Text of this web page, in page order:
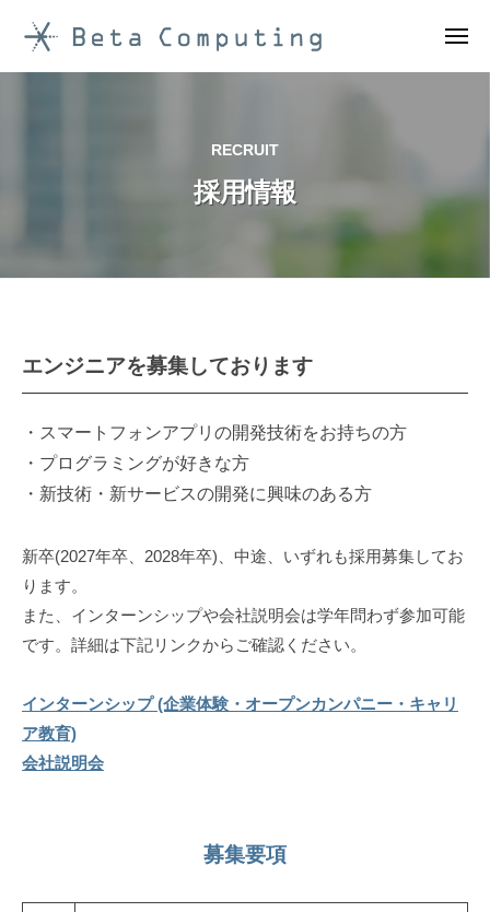
テ
プ
B
p
i
g
株
式
社
(
ベ
ー
コ
ン
ピ
ィ
メ
RECRUIT
採用情報
採
用
情
報
年
月
5
日
betacomputing
エンジニアを募集しております
・スマートフォンアプリの開発技術をお持ちの方
・プログラミングが好きな方
・新技術・新サービスの開発に興味のある方
新卒(2027年卒、2028年卒)、中途、いずれも採用募集してお
ります。
また、インターンシップや会社説明会は学年問わず参加可能
です。詳細は下記リンクからご確認ください。
インターンシップ (企業体験・オープンカンパニー・キャリ
ア教育)
会社説明会
募集要項